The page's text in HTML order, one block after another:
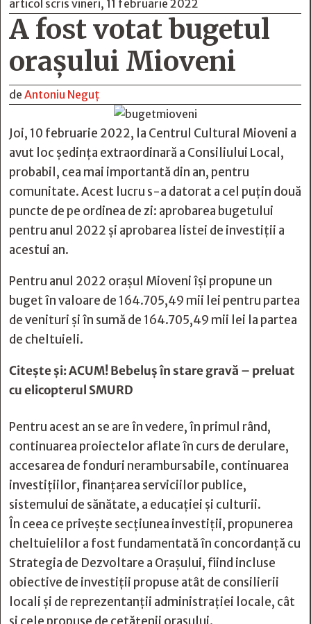
articol scris vineri, 11 februarie 2022
A fost votat bugetul
orașului Mioveni
de Antoniu Neguț
Joi, 10 februarie 2022, la Centrul Cultural Mioveni a
avut loc ședința extraordinară a Consiliului Local,
probabil, cea mai importantă din an, pentru
comunitate. Acest lucru s-a datorat a cel puțin două
puncte de pe ordinea de zi: aprobarea bugetului
pentru anul 2022 şi aprobarea listei de investiții a
acestui an.
Pentru anul 2022 orașul Mioveni își propune un
buget în valoare de 164.705,49 mii lei pentru partea
de venituri și în sumă de 164.705,49 mii lei la partea
de cheltuieli.
Citește și:ACUM! Bebeluș în stare gravă – preluat
cu elicopterul SMURD
Pentru acest an se are în vedere, în primul rând,
continuarea proiectelor aflate în curs de derulare,
accesarea de fonduri nerambursabile, continuarea
investițiilor, finanțarea serviciilor publice,
sistemului de sănătate, a educației și culturii.
În ceea ce privește secțiunea investiții, propunerea
cheltuielilor a fost fundamentată în concordanță cu
Strategia de Dezvoltare a Orașului, fiind incluse
obiective de investiții propuse atât de consilierii
locali și de reprezentanții administrației locale, cât